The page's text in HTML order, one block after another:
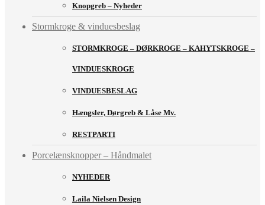
Knopgreb – Nyheder
Stormkroge & vinduesbeslag
STORMKROGE – DØRKROGE – KAHYTSKROGE –
VINDUESKROGE
VINDUESBESLAG
Hængsler, Dørgreb & Låse Mv.
RESTPARTI
Porcelænsknopper – Håndmalet
NYHEDER
Laila Nielsen Design